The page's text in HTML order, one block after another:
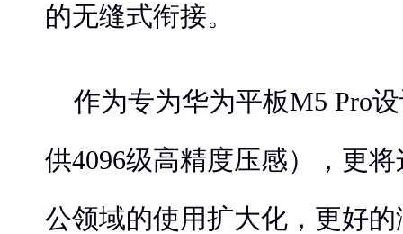
的无缝式衔接。
作为专为华为平板M5 Pro
供4096级高精度压感），更
公领域的使用扩大化，更好